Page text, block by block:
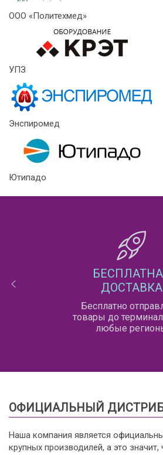
ООО «Политехмед»
УПЗ
Энспиромед
Ютипадо
ДОСТАВКА
Бесплатно
товары до
любые
ОФИЦИАЛЬНЫЙ
Наша компания является
крупных производилей, а это